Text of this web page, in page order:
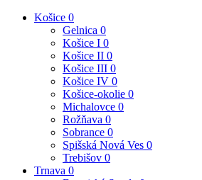
Košice 0
Gelnica 0
Košice I 0
Košice II 0
Košice III 0
Košice IV 0
Košice-okolie 0
Michalovce 0
Rožňava 0
Sobrance 0
Spišská Nová Ves 0
Trebišov 0
Trnava 0